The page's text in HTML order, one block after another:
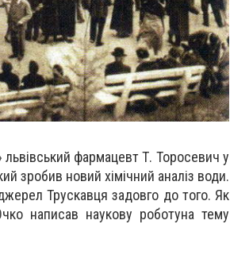
львівський фармацевт Т. Торосевич у
зробив новий хімічний аналіз води.
Трускавця задовго до того. Як
написав наукову роботуна тему